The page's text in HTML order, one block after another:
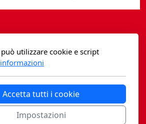
Fidia Sapiens
associati sa
5 - 6900 Lugano
4 - 20141 Milano
utilizzare cookie e script
Accetta tutti i cookie
Impostazioni